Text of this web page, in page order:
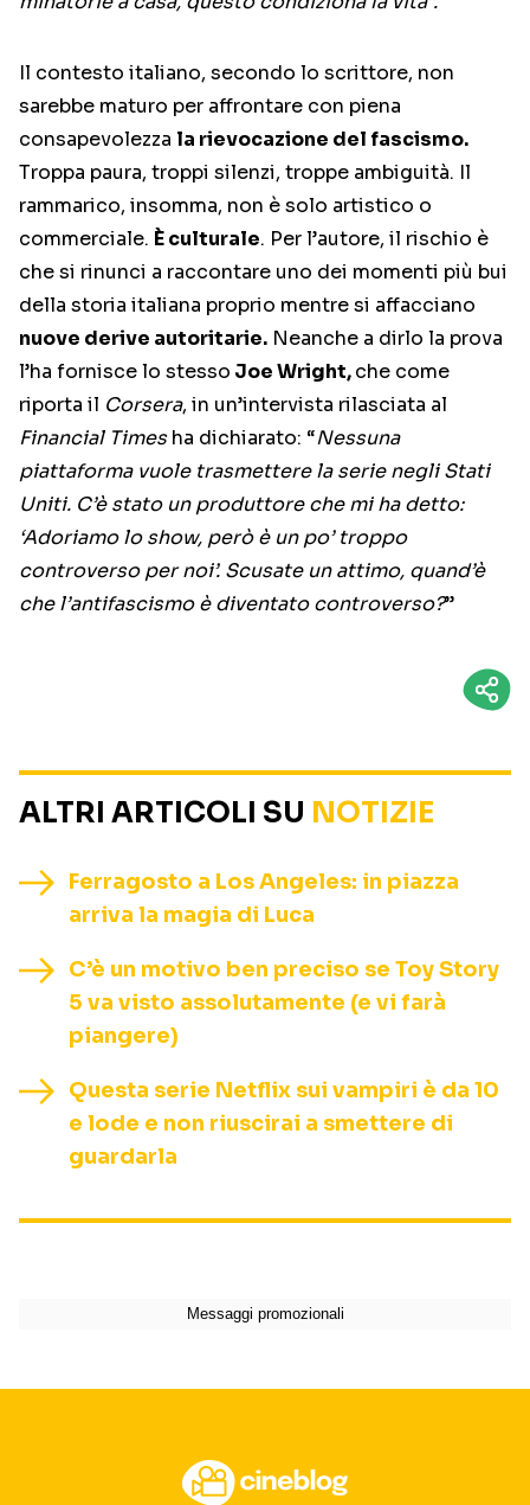
Il contesto italiano, secondo lo scrittore, non
sarebbe maturo per affrontare con piena
consapevolezza la rievocazione del fascismo.
Troppa paura, troppi silenzi, troppe ambiguità. Il
rammarico, insomma, non è solo artistico o
commerciale. È culturale. Per l’autore, il rischio è
che si rinunci a raccontare uno dei momenti più bui
della storia italiana proprio mentre si affacciano
nuove derive autoritarie. Neanche a dirlo la prova
l’ha fornisce lo stesso Joe Wright,che come
riporta il Corsera, in un’intervista rilasciata al
Financial Timesha dichiarato: “Nessuna
piattaforma vuole trasmettere la serie negli Stati
Uniti. C’è stato un produttore che mi ha detto:
‘Adoriamo lo show, però è un po’ troppo
controverso per noi’. Scusate un attimo, quand’è
che l’antifascismo è diventato controverso?”
ALTRI ARTICOLI SU NOTIZIE
Ferragosto a Los Angeles: in piazza
arriva la magia di Luca
C’è un motivo ben preciso se Toy Story
5 va visto assolutamente (e vi farà
piangere)
Questa serie Netflix sui vampiri è da 10
e lode e non riuscirai a smettere di
guardarla